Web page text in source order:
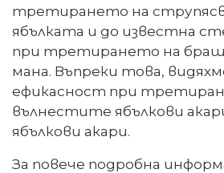
третирането на
ябълката и до известна
при третирането на
мана. Въпреки това,
ефикасност при
вълнестите ябълкови
ябълкови акари.
За повече подробна